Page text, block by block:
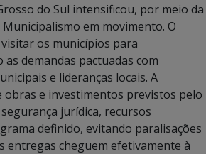
do Sul intensificou, por meio da
Municipalismo em movimento. O
os municípios para
demandas pactuadas com
e lideranças locais. A
obras e investimentos previstos pelo
jurídica, recursos
definido, evitando paralisações
entregas cheguem efetivamente à